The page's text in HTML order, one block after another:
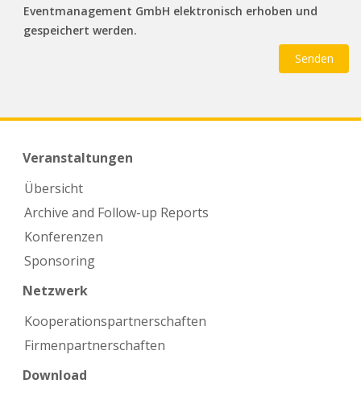
Eventmanagement GmbH elektronisch erhoben und
gespeichert werden.
Veranstaltungen
Übersicht
Archive and Follow-up Reports
Konferenzen
Sponsoring
Netzwerk
Kooperations­partnerschaften
Firmen­partnerschaften
Download